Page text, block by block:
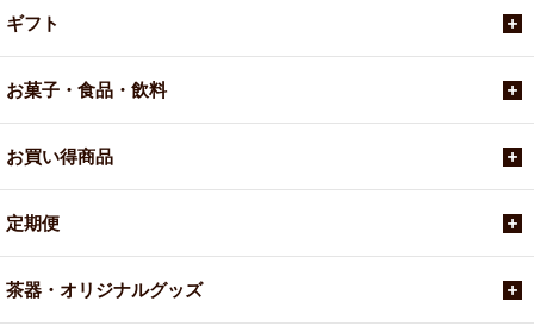
ギフト
お菓子・食品・飲料
お買い得商品
定期便
茶器・オリジナルグッズ